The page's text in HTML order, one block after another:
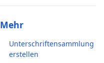
Mehr
Unterschriftensammlung
erstellen